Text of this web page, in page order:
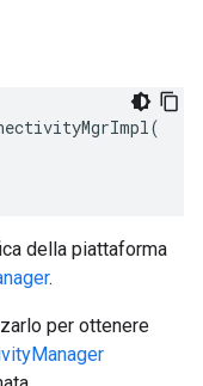
della piattaforma
.
per ottenere